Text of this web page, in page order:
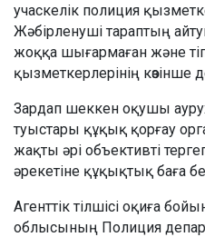
учаскелік полиция
Жәбірленуші тараптың
жоққа шығармаған және
қызметкерлерінің көзінше
Зардап шеккен оқушы
туыстары құқық қорғау
жақты әрі объективті
әрекетіне құқықтық баға
Агенттік тілшісі оқиға
облысының Полиция